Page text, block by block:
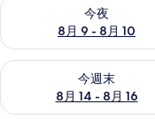
今夜
8月 9 - 8月 10
今週末
8月 14 - 8月 16
今週末 8月 14 - 8月 16